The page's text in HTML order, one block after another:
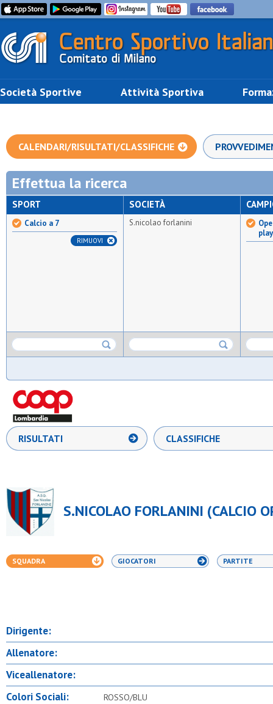
Società Sportive Attività Sportiva
CALENDARI/RISULTATI/CLASSIFICHE
Effettua la ricerca
SPORT
Calcio a 7
RIMUOVI
SOCIETÀ
S.nicolao forlanini
RISULTATI CLASSIFICHE
S.NICOLAO FORLANINI (CALCIO
SQUADRA GIOCATORI PARTITE
Dirigente:
Allenatore:
Viceallenatore:
Colori Sociali:
ROSSO/BLU